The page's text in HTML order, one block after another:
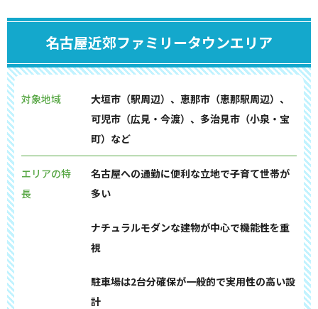
名古屋近郊ファミリータウンエリア
対象地域
大垣市（駅周辺）、恵那市（恵那駅周辺）、
可児市（広見・今渡）、多治見市（小泉・宝
町）など
エリアの特
長
名古屋への通勤に便利な立地で子育て世帯が
多い
ナチュラルモダンな建物が中心で機能性を重
視
駐車場は2台分確保が一般的で実用性の高い設
計